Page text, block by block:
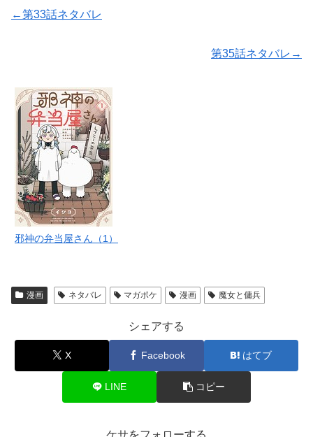
←第33話ネタバレ
第35話ネタバレ→
邪神の弁当屋さん（1）
漫画 ネタバレ マガポケ 漫画 魔女と傭兵
シェアする
X Facebook はてブ
LINE コピー
ケサをフォローする